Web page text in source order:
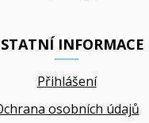
INFORMACE
Přihlášení
osobních údajů